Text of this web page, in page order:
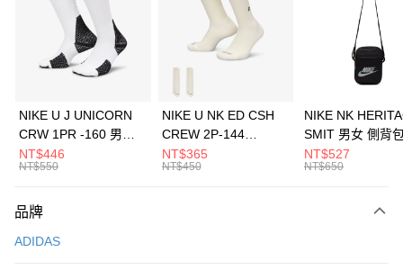
合作金庫商業銀行
第一商業銀行
華南商業銀行
彰化商業銀行
上海商業儲蓄銀行
元大商業銀行
台灣樂天信用卡公司
Apple Pay
全盈+PAY
AFTEE先享後付
【關於「AFTEE先享後付」】
便利好安心！
運送方式
NIKE U J UNICORN
CRW 1PR -160 男女
中統襪 FZ3393100
NT$446
NT$550
NIKE U NK ED CSH
CREW 2P-144
EMBRDY 男女 短統襪
FZ3073133
NT$365
NT$450
NIKE NK
SMIT 男女 側背
BA5871010
NT$527
NT$650
品牌
ADIDAS